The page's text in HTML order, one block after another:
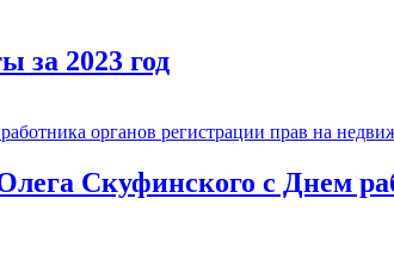
за 2023 год
Скуфинского с Днем